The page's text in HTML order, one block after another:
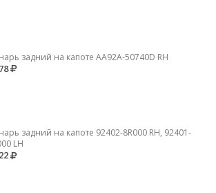
задний на капоте AA92A-50740D RH
задний на капоте 92402-8R000 RH, 92401-
LH